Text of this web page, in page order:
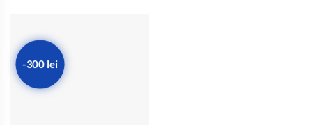
-300 lei